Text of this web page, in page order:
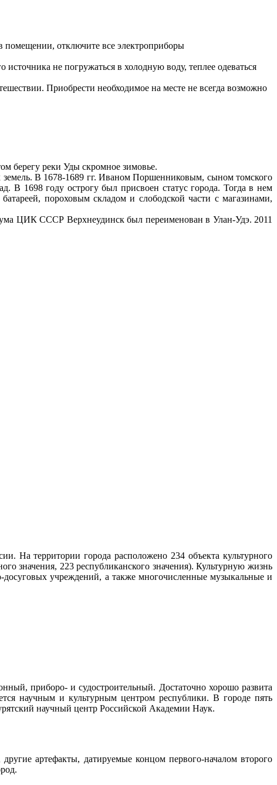
помещении, отключите все электроприборы
не погружаться в холодную воду, теплее одеваться
Приобрести необходимое на месте не всегда возможно
берегу реки Уды скромное зимовье.
земель. В 1678-1689 гг. Иваном Поршенниковым, сыном томского
В 1698 году острогу был присвоен статус города. Тогда в нем
пороховым складом и слободской части с магазинами,
ЦИК СССР Верхнеудинск был переименован в Улан-Удэ. 2011
На территории города расположено 234 объекта культурного
значения, 223 республиканского значения). Культурную жизнь
досуговых учреждений, а также многочисленные музыкальные и
приборо- и судостроительный. Достаточно хорошо развита
научным и культурным центром республики. В городе пять
научный центр Российской Академии Наук.
артефакты, датируемые концом первого-началом второго